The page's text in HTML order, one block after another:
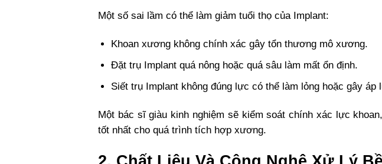
Một số sai lầm có thể làm giảm tuổi thọ của Implant:
Khoan xương không chính xác gây tổn thương mô xương.
Đặt trụ Implant quá nông hoặc quá sâu làm mất ổn định.
Siết trụ Implant không đúng lực có thể làm lỏng hoặc gây
Một bác sĩ giàu kinh nghiệm sẽ kiểm soát chính xác lực
tốt nhất cho quá trình tích hợp xương.